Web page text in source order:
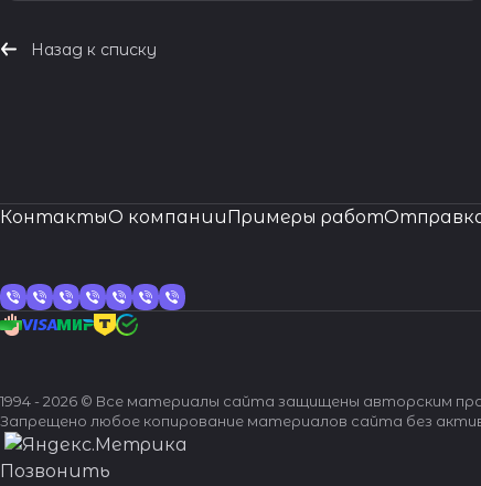
Назад к списку
КонтактыО компании Примеры работ
1994 - 2026 © Все материалы сайта защищены авторским
Запрещено любое копирование материалов сайта без
Позвонить